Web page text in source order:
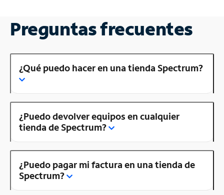
Preguntas frecuentes
¿Qué puedo hacer en una tienda Spectrum?
¿Puedo devolver equipos en cualquier
tienda de Spectrum?
¿Puedo pagar mi factura en una tienda de
Spectrum?